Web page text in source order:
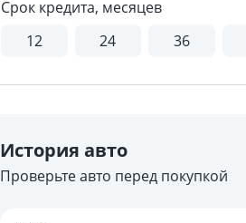
Срок кредита, месяцев
12
24 36
История авто
Проверьте авто перед покупкой